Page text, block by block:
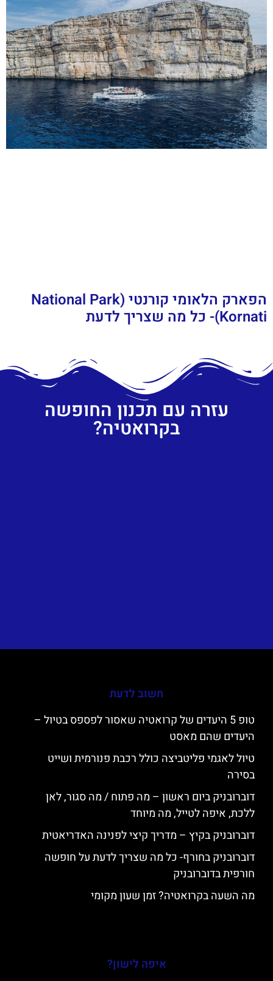
הפארק הלאומי קורנטי (National Park
Kornati)- כל מה שצריך לדעת
עזרה עם תכנון החופשה
בקרואטיה?
חשוב לדעת
טופ 5 היעדים של קרואטיה שאסור לפספס בטיול –
היעדים שהם מאסט
טיול לאגמי פליטביצה כולל רכבת פנורמית ושייט
בסירה
דוברובניק ביום ראשון – מה פתוח / מה סגור, לאן
ללכת, איפה לטייל, מה מיוחד
דוברובניק בקיץ – מדריך קיצי לפנינה האדריאטית
דוברובניק בחורף- כל מה שצריך לדעת על חופשה
חורפית בדוברובניק
מה השעה בקרואטיה? זמן שעון מקומי
איפה לישון?